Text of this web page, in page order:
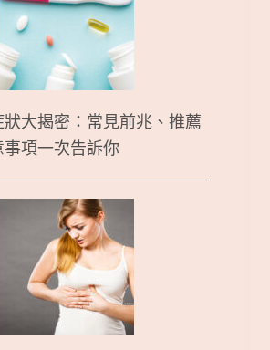
大揭密：常見前兆、推薦
項一次告訴你